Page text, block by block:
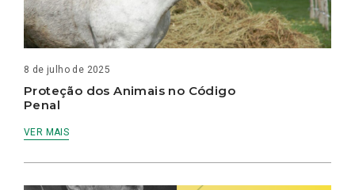
8 de julho de 2025
Proteção dos Animais no Código
Penal
VER MAIS